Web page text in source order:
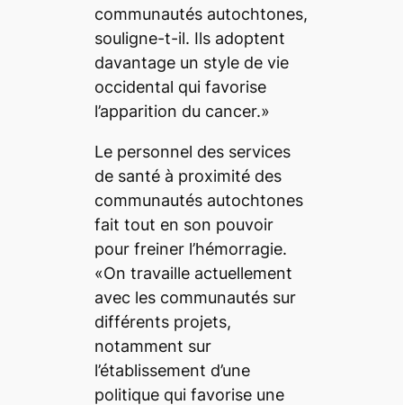
communautés autochtones,
souligne-t-il. Ils adoptent
davantage un style de vie
occidental qui favorise
l’apparition du cancer.»
Le personnel des services
de santé à proximité des
communautés autochtones
fait tout en son pouvoir
pour freiner l’hémorragie.
«On travaille actuellement
avec les communautés sur
différents projets,
notamment sur
l’établissement d’une
politique qui favorise une